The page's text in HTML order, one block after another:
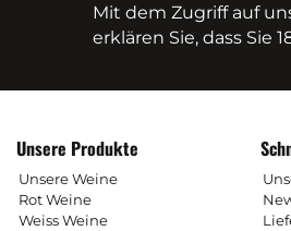
Mit dem Zugriff auf
erklären Sie, dass Sie
Unsere Produkte
Unsere Weine
Rot Weine
Weiss Weine